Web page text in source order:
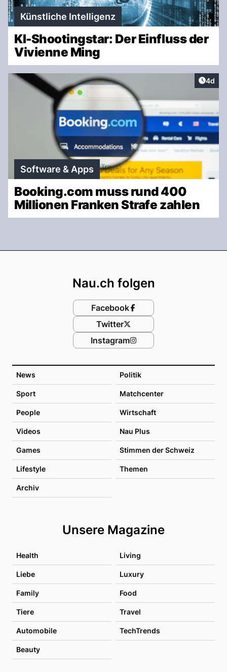
Künstliche Intelligenz
KI-Shootingstar: Der Einfluss der
Vivienne Ming
4d
Software & Apps
Booking.com muss rund 400
Millionen Franken Strafe zahlen
News Politik
Sport Matchcenter
People Wirtschaft
Videos Nau Plus
Games Stimmen der Schweiz
Lifestyle Themen
Archiv
Unsere Magazine
Health Living
Liebe Luxury
Family Food
Tiere Travel
Automobile TechTrends
Beauty
Nau.ch folgen
Facebook
Twitter
Instagram